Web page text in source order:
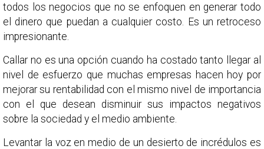
todos los negocios que no se enfoquen en generar todo
el dinero que puedan a cualquier costo. Es un retroceso
impresionante.
Callar no es una opción cuando ha costado tanto llegar al
nivel de esfuerzo que muchas empresas hacen hoy por
mejorar su rentabilidad con el mismo nivel de importancia
con el que desean disminuir sus impactos negativos
sobre la sociedad y el medio ambiente.
Levantar la voz en medio de un desierto de incrédulos es